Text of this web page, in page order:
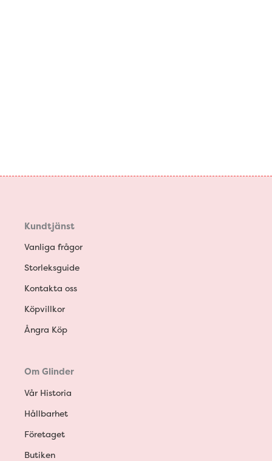
Kundtjänst
Vanliga frågor
Storleksguide
Kontakta oss
Köpvillkor
Ångra Köp
Om Glinder
Vår Historia
Hållbarhet
Företaget
Butiken